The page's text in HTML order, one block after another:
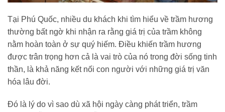
Tại Phú Quốc, nhiều du khách khi tìm hiểu về trầm hương
thường bất ngờ khi nhận ra rằng giá trị của trầm không
nằm hoàn toàn ở sự quý hiếm. Điều khiến trầm hương
được trân trọng hơn cả là vai trò của nó trong đời sống tinh
thần, là khả năng kết nối con người với những giá trị văn
hóa lâu đời.
Đó là lý do vì sao dù xã hội ngày càng phát triển, trầm